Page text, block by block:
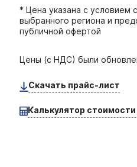
* Цена указана с условием
выбранного региона и
публичной офертой
Цены (с НДС) были
Скачать прайс-лист
Калькулятор